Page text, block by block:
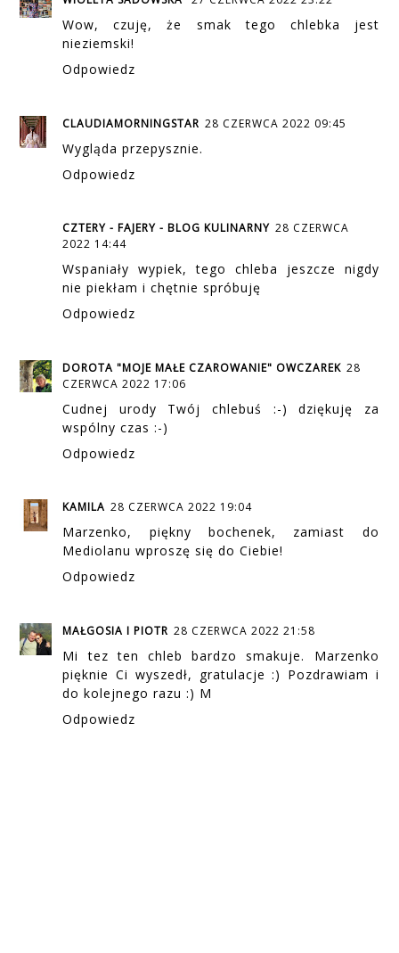
Wow, czuję, że smak tego chlebka jest
nieziemski!
Odpowiedz
CLAUDIAMORNINGSTAR 28 CZERWCA 2022 09:45
Wygląda przepysznie.
Odpowiedz
CZTERY - FAJERY - BLOG KULINARNY 28 CZERWCA
2022 14:44
Wspaniały wypiek, tego chleba jeszcze nigdy
nie piekłam i chętnie spróbuję
Odpowiedz
DOROTA "MOJE MAŁE CZAROWANIE" OWCZAREK 28
CZERWCA 2022 17:06
Cudnej urody Twój chlebuś :-) dziękuję za
wspólny czas :-)
Odpowiedz
KAMILA 28 CZERWCA 2022 19:04
Marzenko, piękny bochenek, zamiast do
Mediolanu wproszę się do Ciebie!
Odpowiedz
MAŁGOSIA I PIOTR 28 CZERWCA 2022 21:58
Mi tez ten chleb bardzo smakuje. Marzenko
pięknie Ci wyszedł, gratulacje :) Pozdrawiam i
do kolejnego razu :) M
Odpowiedz